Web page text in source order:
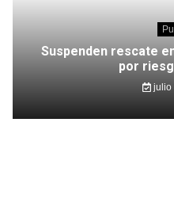
Suspenden rescate
por
julio